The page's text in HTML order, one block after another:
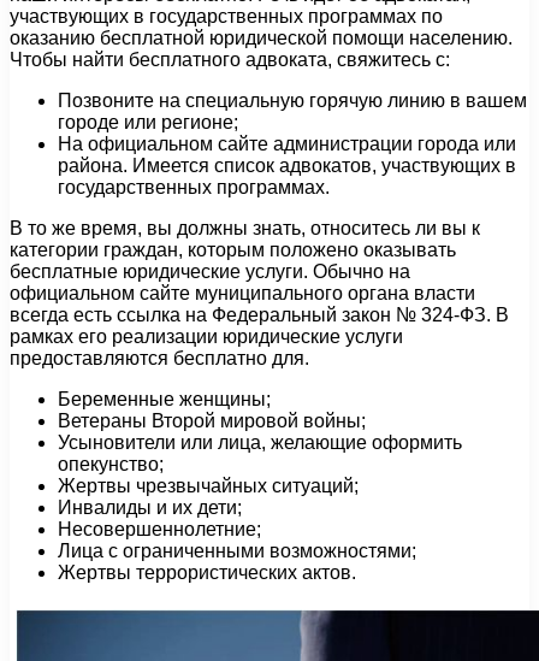
участвующих в государственных программах по
оказанию бесплатной юридической помощи населению.
Чтобы найти бесплатного адвоката, свяжитесь с:
Позвоните на специальную горячую линию в вашем
городе или регионе;
На официальном сайте администрации города или
района. Имеется список адвокатов, участвующих в
государственных программах.
В то же время, вы должны знать, относитесь ли вы к
категории граждан, которым положено оказывать
бесплатные юридические услуги. Обычно на
официальном сайте муниципального органа власти
всегда есть ссылка на Федеральный закон № 324-ФЗ. В
рамках его реализации юридические услуги
предоставляются бесплатно для.
Беременные женщины;
Ветераны Второй мировой войны;
Усыновители или лица, желающие оформить
опекунство;
Жертвы чрезвычайных ситуаций;
Инвалиды и их дети;
Несовершеннолетние;
Лица с ограниченными возможностями;
Жертвы террористических актов.